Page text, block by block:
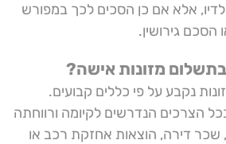
אלא אם כן הסכים לכך במפורש
גירושין.
מזונות אישה?
נקבע על פי כללים קבועים.
הצרכים הנדרשים לקיומה ורווחתה
שכר דירה, הוצאות אחזקת רכב או